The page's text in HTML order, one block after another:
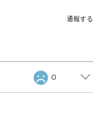
通報する
0